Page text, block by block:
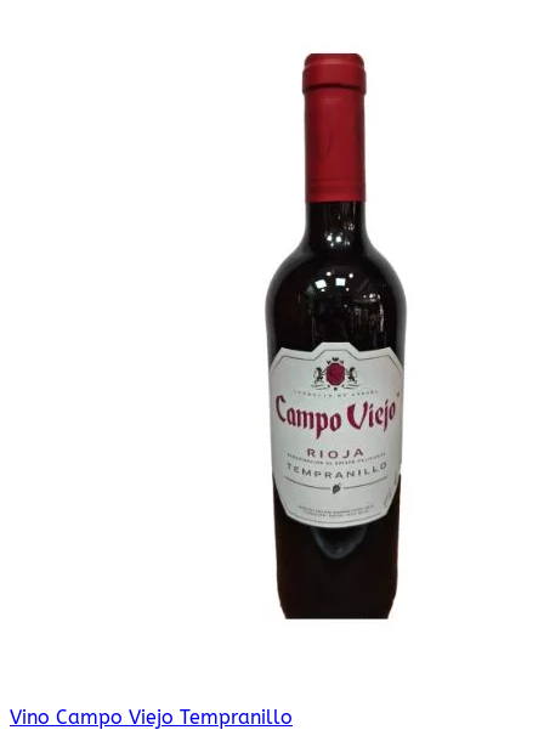
Vino Campo Viejo Tempranillo